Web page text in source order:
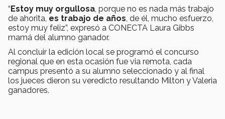
“Estoy muy orgullosa, porque no es nada más trabajo
de ahorita, es trabajo de años, de él, mucho esfuerzo,
estoy muy feliz”, expresó a CONECTA Laura Gibbs
mamá del alumno ganador.
Al concluir la edición local se programó el concurso
regional que en esta ocasión fue via remota, cada
campus presentó a su alumno seleccionado y al final
los jueces dieron su veredicto resultando Milton y Valeria
ganadores.